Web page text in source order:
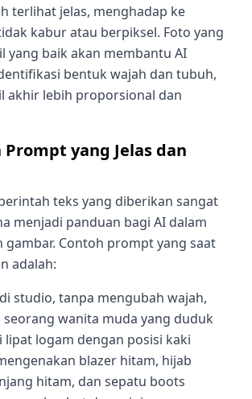
terlihat jelas, menghadap ke
kabur atau berpiksel. Foto yang
yang baik akan membantu AI
bentuk wajah dan tubuh,
akhir lebih proporsional dan
Prompt yang Jelas dan
teks yang diberikan sangat
menjadi panduan bagi AI dalam
gambar. Contoh prompt yang saat
adalah:
studio, tanpa mengubah wajah,
wanita muda yang duduk
lipat logam dengan posisi kaki
blazer hitam, hijab
hitam, dan sepatu boots